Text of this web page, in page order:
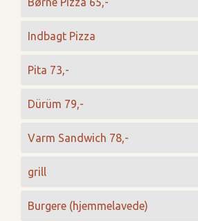
Indbagt Pizza
Pita 73,-
Dürüm 79,-
Varm Sandwich 78,-
grill
Burgere (hjemmelavede)